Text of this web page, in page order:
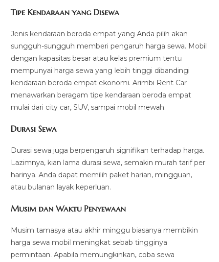
Tipe Kendaraan yang Disewa
Jenis kendaraan beroda empat yang Anda pilih akan
sungguh-sungguh memberi pengaruh harga sewa. Mobil
dengan kapasitas besar atau kelas premium tentu
mempunyai harga sewa yang lebih tinggi dibandingi
kendaraan beroda empat ekonomi. Arimbi Rent Car
menawarkan beragam tipe kendaraan beroda empat
mulai dari city car, SUV, sampai mobil mewah.
Durasi Sewa
Durasi sewa juga berpengaruh signifikan terhadap harga.
Lazimnya, kian lama durasi sewa, semakin murah tarif per
harinya. Anda dapat memilih paket harian, mingguan,
atau bulanan layak keperluan.
Musim dan Waktu Penyewaan
Musim tamasya atau akhir minggu biasanya membikin
harga sewa mobil meningkat sebab tingginya
permintaan. Apabila memungkinkan, coba sewa